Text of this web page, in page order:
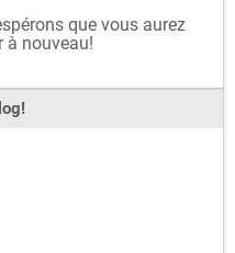
que vous aurez
à nouveau!